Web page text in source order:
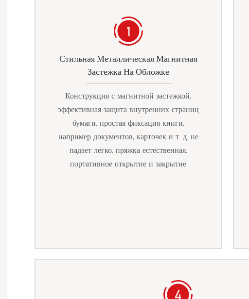
Стильная Металлическая Магнитная
Застежка На Обложке
Конструкция с магнитной застежкой,
эффективная защита внутренних страниц
бумаги, простая фиксация книги,
например документов, карточек и т. д. не
падает легко, пряжка естественная,
портативное открытие и закрытие